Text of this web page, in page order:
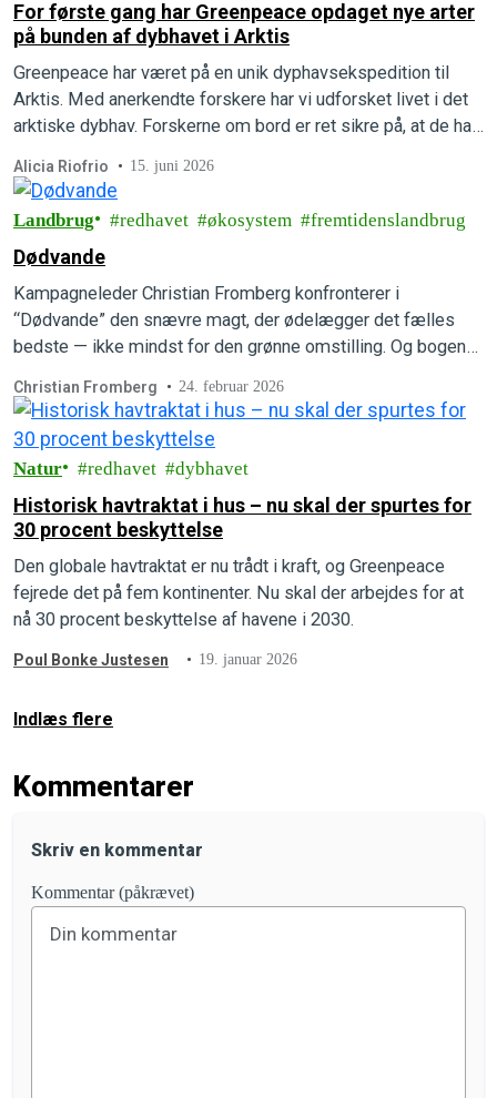
For første gang har Greenpeace opdaget nye arter
på bunden af dybhavet i Arktis
Greenpeace har været på en unik dyphavsekspedition til
Arktis. Med anerkendte forskere har vi udforsket livet i det
arktiske dybhav. Forskerne om bord er ret sikre på, at de har
Alicia Riofrio 15. juni 2026
Landbrug redhavet økosystem fremtidenslandbrug
Dødvande
Kampagneleder Christian Fromberg konfronterer i
“Dødvande” den snævre magt, der ødelægger det fælles
bedste — ikke mindst for den grønne omstilling. Og bogen
den højaktuelle bog.
Christian Fromberg 24. februar 2026
Natur redhavet dybhavet
Historisk havtraktat i hus – nu skal der spurtes for
30 procent beskyttelse
Den globale havtraktat er nu trådt i kraft, og Greenpeace
fejrede det på fem kontinenter. Nu skal der arbejdes for at
nå 30 procent beskyttelse af havene i 2030.
Poul Bonke Justesen 19. januar 2026
Indlæs flere
Kommentarer
Skriv en kommentar
Kommentar (påkrævet)